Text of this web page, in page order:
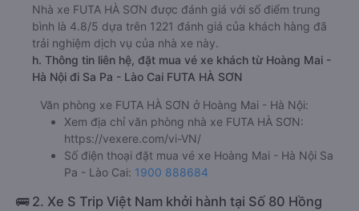
Nhà xe FUTA HÀ SƠN được đánh giá với số điểm trung
bình là 4.8/5 dựa trên 1221 đánh giá của khách hàng đã
trải nghiệm dịch vụ của nhà xe này.
h. Thông tin liên hệ, đặt mua vé xe khách từ Hoàng Mai -
Hà Nội đi Sa Pa - Lào Cai FUTA HÀ SƠN
Văn phòng xe FUTA HÀ SƠN ở Hoàng Mai - Hà Nội:
Xem địa chỉ văn phòng nhà xe FUTA HÀ SƠN:
https://vexere.com/vi-VN/
Số điện thoại đặt mua vé xe Hoàng Mai - Hà Nội Sa
Pa - Lào Cai: 1900 888684
🚌 2. Xe S Trip Việt Nam khởi hành tại Số 80 Hồng